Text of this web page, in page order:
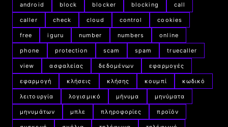
android block blocker blocking call
caller check cloud control cookies
free iguru number numbers online
phone protection scam spam truecaller
view ασφαλείας δεδομένων εφαρμογές
εφαρμογή κλήσεις κλήσης κουμπί κωδικό
λειτουργία λογισμικό μήνυμα μηνύματα
μηνυμάτων μπλε πληροφορίες προϊόν